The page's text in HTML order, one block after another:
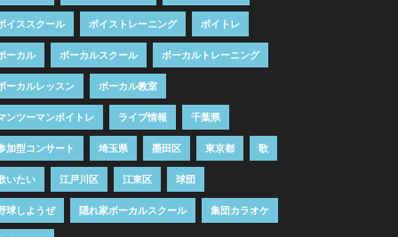
イススクール ボイストレーニング ボイトレ
ーカル ボーカルスクール ボーカルトレーニング
ーカルレッスン ボーカル教室
ンツーマンボイトレ ライブ情報 千葉県
加型コンサート 埼玉県 墨田区 東京都 歌
いたい 江戸川区 江東区 球団
球しようぜ 隠れ家ボーカルスクール 集団カラオケ